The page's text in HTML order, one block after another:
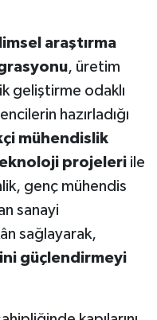
araştırma
, üretim
geliştirme odaklı
hazırladığı
mühendislik
projeleriile
genç mühendis
sanayi
sağlayarak,
güçlendirmeyi